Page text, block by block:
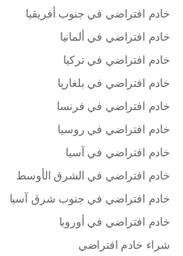
خادم افتراضي في جنوب أفريقيا
خادم افتراضي في ألمانيا
خادم افتراضي في تركيا
خادم افتراضي في بلغاريا
خادم افتراضي في فرنسا
خادم افتراضي في روسيا
خادم افتراضي في آسيا
خادم افتراضي في الشرق الأوسط
خادم افتراضي في جنوب شرق آسيا
خادم افتراضي في أوروبا
شراء خادم افتراضي